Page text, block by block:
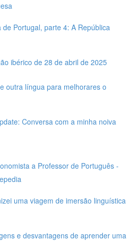
de Portugal, parte 4: A República
ibérico de 28 de abril de 2025
outra língua para melhorares o
Conversa com a minha noiva
a Professor de Português -
uma viagem de imersão linguística
e desvantagens de aprender uma